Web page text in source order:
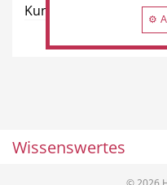
Kunibertstraße 8,
Wissenswertes
⚙